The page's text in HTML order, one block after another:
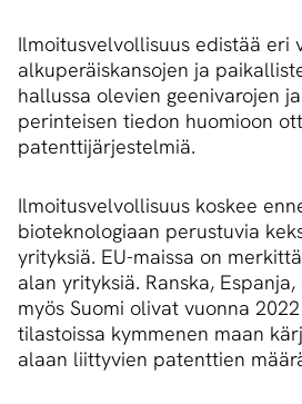
Ilmoitusvelvollisuus edistää eri
alkuperäiskansojen ja
hallussa olevien geenivarojen
perinteisen tiedon huomioon
patenttijärjestelmiä.
Ilmoitusvelvollisuus koskee
bioteknologiaan perustuvia
yrityksiä. EU-maissa on
alan yrityksiä. Ranska,
myös Suomi olivat vuonna
tilastoissa kymmenen maan
alaan liittyvien patenttien